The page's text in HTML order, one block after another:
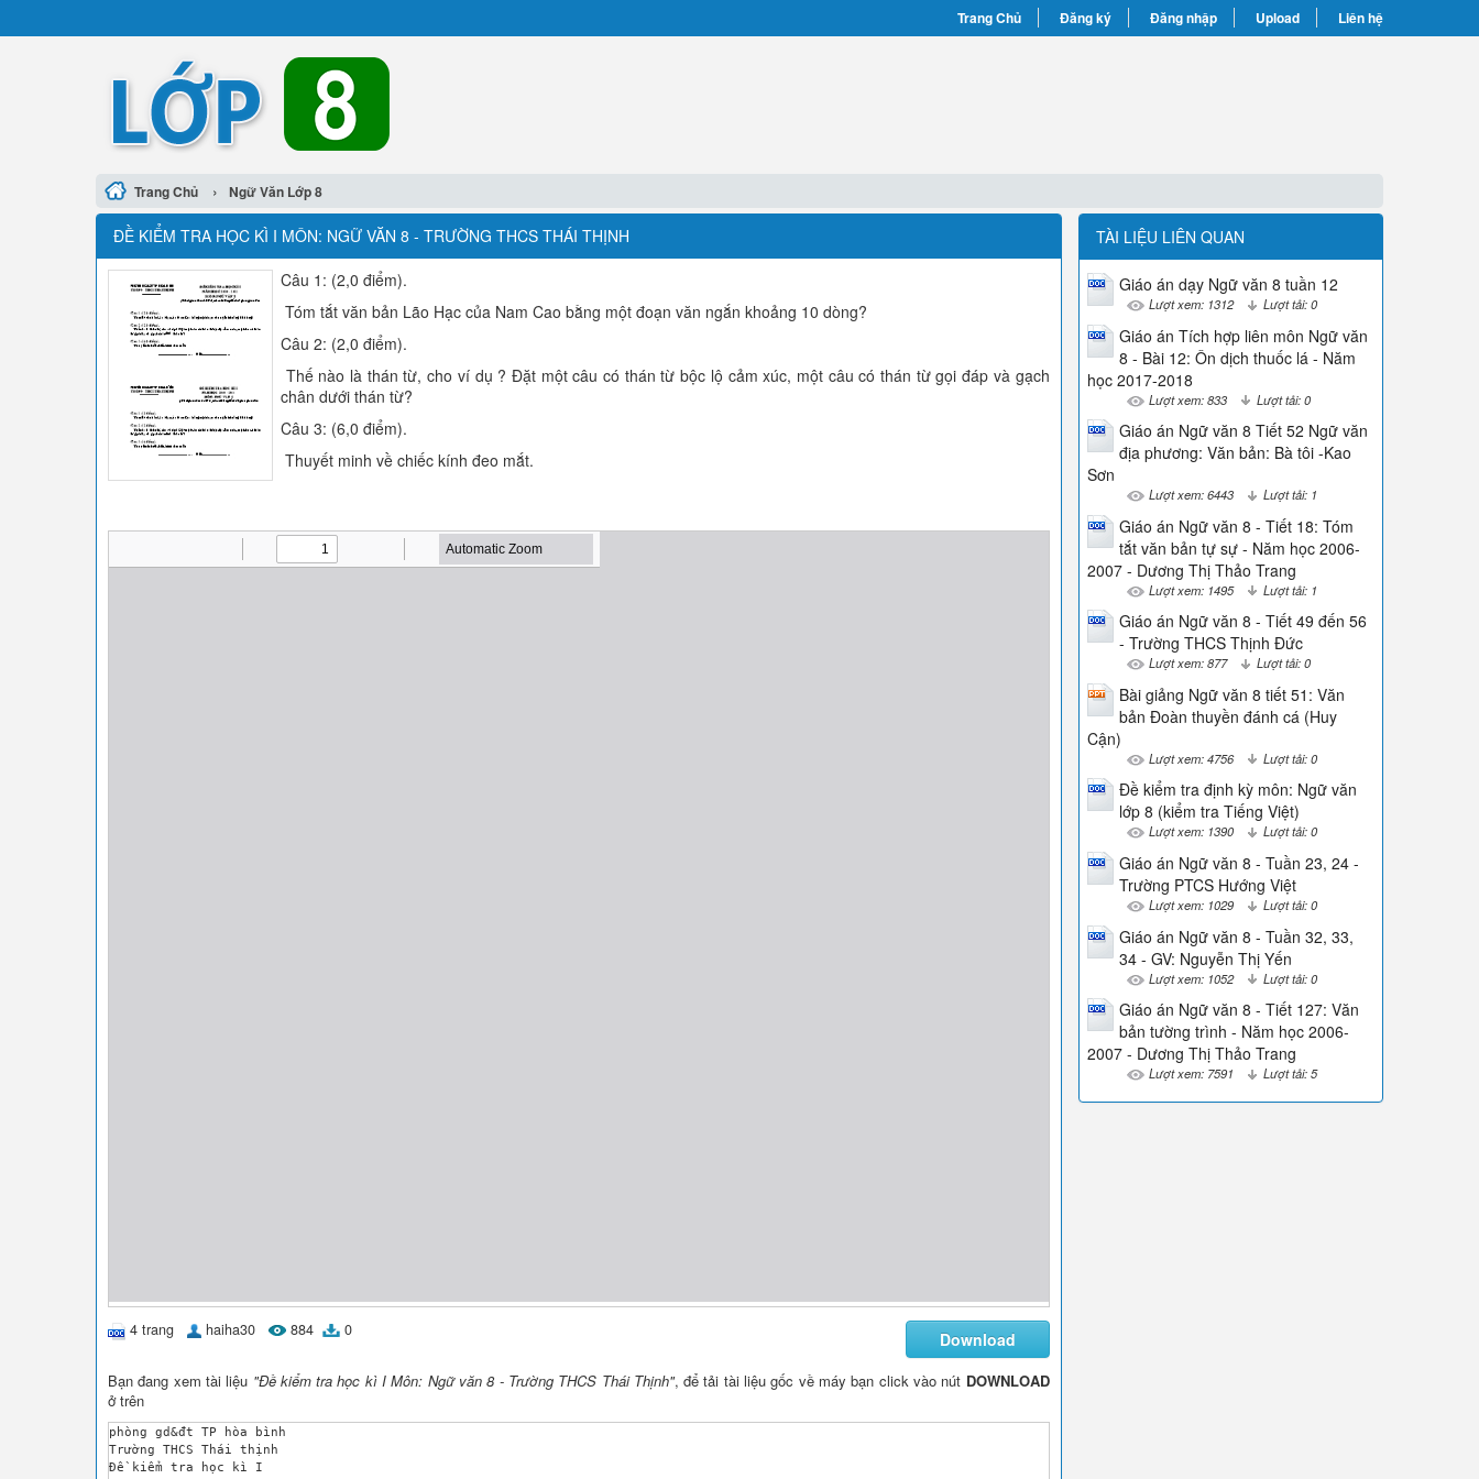
Trang Chủ Đăng ký Đăng nhập Upload Liên hệ
Trang Chủ › Ngữ Văn Lớp 8
ĐỀ KIỂM TRA HỌC KÌ I MÔN: NGỮ VĂN 8 - TRƯỜNG THCS THÁI THỊNH
Câu 1: (2,0 điểm).
Tóm tắt văn bản Lão Hạc của Nam Cao bằng một đoạn văn ngắn khoảng 10 dòng?
Câu 2: (2,0 điểm).
Thế nào là thán từ, cho ví dụ ? Đặt một câu có thán từ bộc lộ cảm xúc, một câu có thán từ gọi đáp và gạch
chân dưới thán từ?
Câu 3: (6,0 điểm).
Thuyết minh về chiếc kính đeo mắt.
4 trang haiha30 884 0 Download
Bạn đang xem tài liệu "Đề kiểm tra học kì I Môn: Ngữ văn 8 - Trường THCS Thái Thịnh", để tải tài liệu gốc về máy bạn click vào nút DOWNLOAD
ở trên
phòng gd&đt TP hòa bình
Trường THCS Thái thịnh
Đề kiểm tra học kì I
TÀI LIỆU LIÊN QUAN
Giáo án dạy Ngữ văn 8 tuần 12
Lượt xem: 1312 Lượt tải: 0
Giáo án Tích hợp liên môn Ngữ văn
8 - Bài 12: Ôn dịch thuốc lá - Năm
học 2017-2018
Lượt xem: 833 Lượt tải: 0
Giáo án Ngữ văn 8 Tiết 52 Ngữ văn
địa phương: Văn bản: Bà tôi -Kao
Sơn
Lượt xem: 6443 Lượt tải: 1
Giáo án Ngữ văn 8 - Tiết 18: Tóm
tắt văn bản tự sự - Năm học 2006-
2007 - Dương Thị Thảo Trang
Lượt xem: 1495 Lượt tải: 1
Giáo án Ngữ văn 8 - Tiết 49 đến 56
- Trường THCS Thịnh Đức
Lượt xem: 877 Lượt tải: 0
Bài giảng Ngữ văn 8 tiết 51: Văn
bản Đoàn thuyền đánh cá (Huy
Cận)
Lượt xem: 4756 Lượt tải: 0
Đề kiểm tra định kỳ môn: Ngữ văn
lớp 8 (kiểm tra Tiếng Việt)
Lượt xem: 1390 Lượt tải: 0
Giáo án Ngữ văn 8 - Tuần 23, 24 -
Trường PTCS Hướng Việt
Lượt xem: 1029 Lượt tải: 0
Giáo án Ngữ văn 8 - Tuần 32, 33,
34 - GV: Nguyễn Thị Yến
Lượt xem: 1052 Lượt tải: 0
Giáo án Ngữ văn 8 - Tiết 127: Văn
bản tường trình - Năm học 2006-
2007 - Dương Thị Thảo Trang
Lượt xem: 7591 Lượt tải: 5